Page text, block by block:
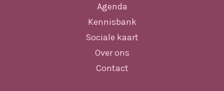
Agenda
Kennisbank
Sociale kaart
Over ons
Contact